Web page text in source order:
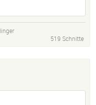
519 Schnitte